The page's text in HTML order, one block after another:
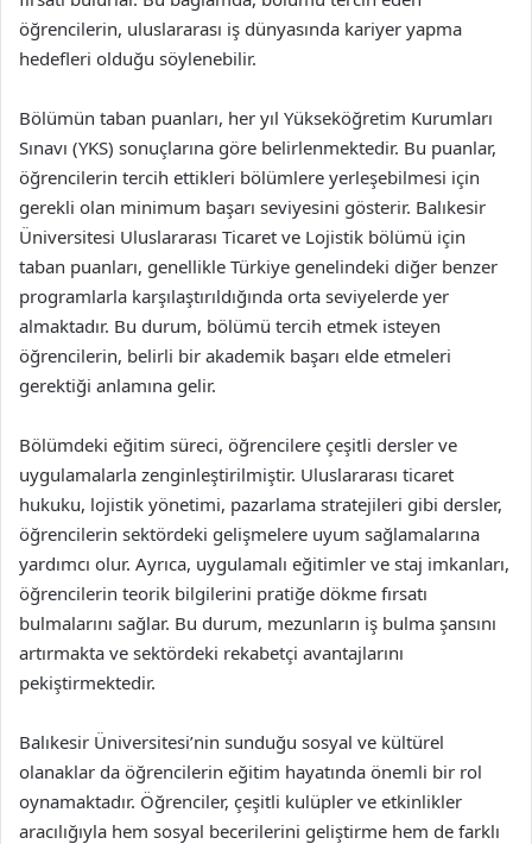
öğrencilerin, uluslararası iş dünyasında kariyer yapma
hedefleri olduğu söylenebilir.
Bölümün taban puanları, her yıl Yükseköğretim Kurumları
Sınavı (YKS) sonuçlarına göre belirlenmektedir. Bu puanlar,
öğrencilerin tercih ettikleri bölümlere yerleşebilmesi için
gerekli olan minimum başarı seviyesini gösterir. Balıkesir
Üniversitesi Uluslararası Ticaret ve Lojistik bölümü için
taban puanları, genellikle Türkiye genelindeki diğer benzer
programlarla karşılaştırıldığında orta seviyelerde yer
almaktadır. Bu durum, bölümü tercih etmek isteyen
öğrencilerin, belirli bir akademik başarı elde etmeleri
gerektiği anlamına gelir.
Bölümdeki eğitim süreci, öğrencilere çeşitli dersler ve
uygulamalarla zenginleştirilmiştir. Uluslararası ticaret
hukuku, lojistik yönetimi, pazarlama stratejileri gibi dersler,
öğrencilerin sektördeki gelişmelere uyum sağlamalarına
yardımcı olur. Ayrıca, uygulamalı eğitimler ve staj imkanları,
öğrencilerin teorik bilgilerini pratiğe dökme fırsatı
bulmalarını sağlar. Bu durum, mezunların iş bulma şansını
artırmakta ve sektördeki rekabetçi avantajlarını
pekiştirmektedir.
Balıkesir Üniversitesi’nin sunduğu sosyal ve kültürel
olanaklar da öğrencilerin eğitim hayatında önemli bir rol
oynamaktadır. Öğrenciler, çeşitli kulüpler ve etkinlikler
aracılığıyla hem sosyal becerilerini geliştirme hem de farklı